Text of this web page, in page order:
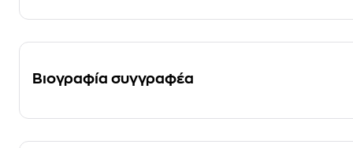
Βιογραφία συγγραφέα